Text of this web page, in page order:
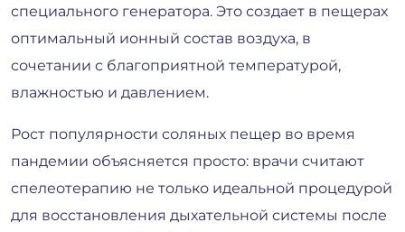
специального генератора. Это создает в пещерах
оптимальный ионный состав воздуха, в
сочетании с благоприятной температурой,
влажностью и давлением.
Рост популярности соляных пещер во время
пандемии объясняется просто: врачи считают
спелеотерапию не только идеальной процедурой
для восстановления дыхательной системы после